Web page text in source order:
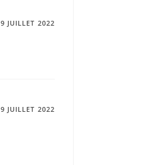
9 JUILLET 2022
9 JUILLET 2022